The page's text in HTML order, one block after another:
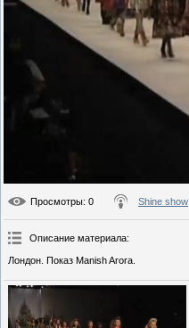
Просмотры: 0 Shine show
Описание материала:
Лондон. Показ Manish Arora.